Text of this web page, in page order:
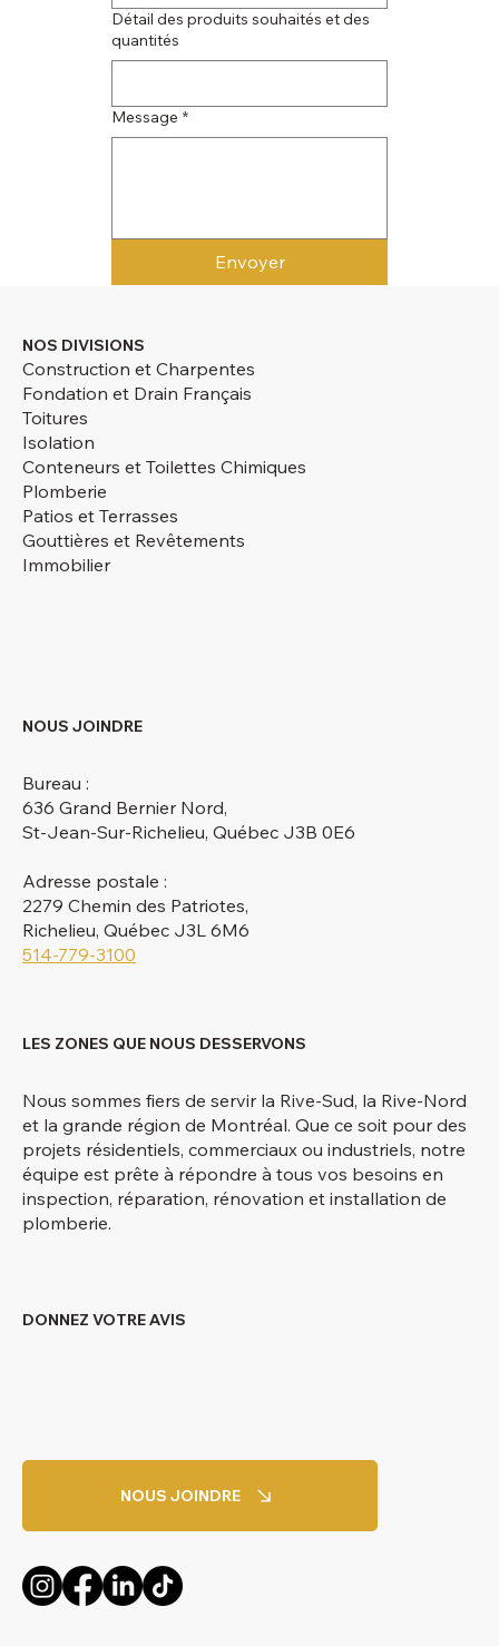
Détail des produits souhaités et des
quantités
Message *
Envoyer
NOS DIVISIONS
Construction et Charpentes
Fondation et Drain Français
Toitures
Isolation
Conteneurs et Toilettes Chimiques
Plomberie
Patios et Terrasses
Gouttières et Revêtements
Immobilier
NOUS JOINDRE
Bureau :
636 Grand Bernier Nord,
St-Jean-Sur-Richelieu, Québec J3B 0E6
Adresse postale :
2279 Chemin des Patriotes,
Richelieu, Québec J3L 6M6
514-779-3100
LES ZONES QUE NOUS DESSERVONS
Nous sommes fiers de servir la Rive-Sud, la Rive-Nord
et la grande région de Montréal. Que ce soit pour des
projets résidentiels, commerciaux ou industriels, notre
équipe est prête à répondre à tous vos besoins en
inspection, réparation, rénovation et installation de
plomberie.
DONNEZ VOTRE AVIS
NOUS JOINDRE